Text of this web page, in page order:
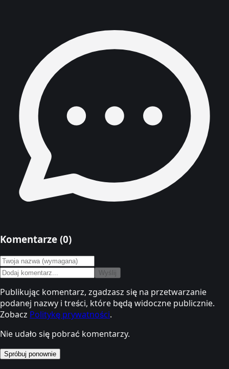
Komentarze (0)
Wyślij
Publikując komentarz, zgadzasz się na przetwarzanie
podanej nazwy i treści, które będą widoczne publicznie.
Zobacz Politykę prywatności.
Nie udało się pobrać komentarzy.
Spróbuj ponownie